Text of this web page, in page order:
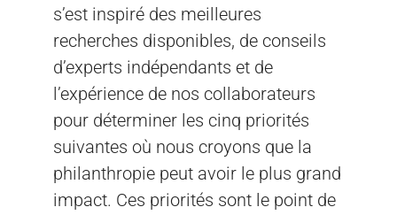
s’est inspiré des meilleures
recherches disponibles, de conseils
d’experts indépendants et de
l’expérience de nos collaborateurs
pour déterminer les cinq priorités
suivantes où nous croyons que la
philanthropie peut avoir le plus grand
impact. Ces priorités sont le point de